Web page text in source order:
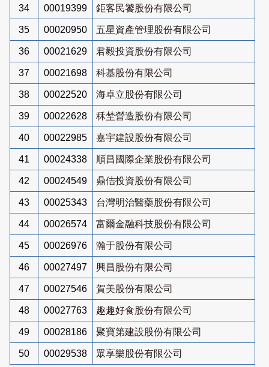
34 00019399 鉅客民饕股份有限公司
35 00020950 五星資產管理股份有限公司
36 00021629 君毅投資股份有限公司
37 00021698 科基股份有限公司
38 00022520 海卓立股份有限公司
39 00022628 秝埜營造股份有限公司
40 00022985 嘉宇建設股份有限公司
41 00024338 順昌國際企業股份有限公司
42 00024549 鼎佶投資股份有限公司
43 00025343 台灣明治醫藥股份有限公司
44 00026574 富爾金融科技股份有限公司
45 00026976 瀚于股份有限公司
46 00027497 興昌股份有限公司
47 00027546 賀美股份有限公司
48 00027763 趣趣好食股份有限公司
49 00028186 聚寶第建設股份有限公司
50 00029538
眾享樂股份有限公司